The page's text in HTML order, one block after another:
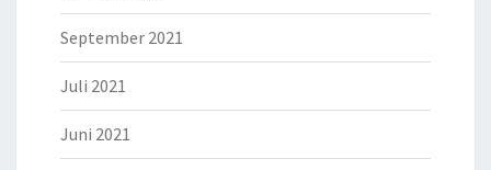
September 2021
Juli 2021
Juni 2021